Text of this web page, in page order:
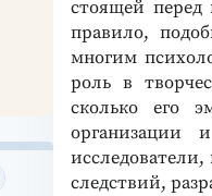
стоящей перед
правило,
многим
роль в
сколько его
организации
следствий,